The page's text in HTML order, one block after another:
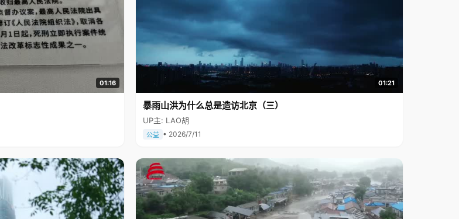
01:16 01:21
暴雨山洪为什么总是造访北京（三）
UP主: LAO胡
公益 • 2026/7/11